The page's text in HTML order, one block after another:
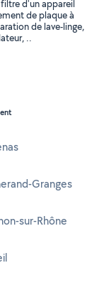
d'un appareil
de plaque à
de lave-linge,
..
Granges
sur-Rhône